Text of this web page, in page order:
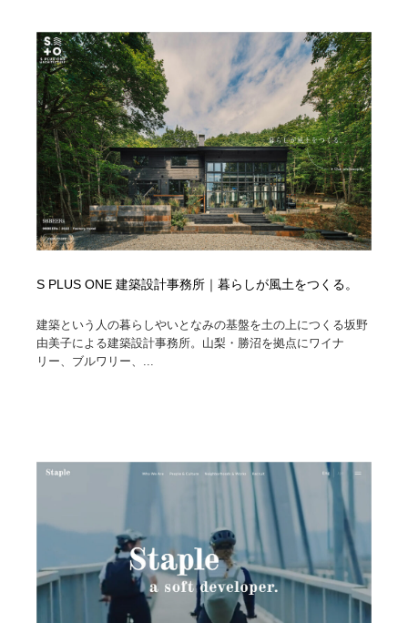
S PLUS ONE 建築設計事務所｜暮らしが風土をつくる。
建築という人の暮らしやいとなみの基盤を土の上につくる坂野
由美子による建築設計事務所。山梨・勝沼を拠点にワイナ
リー、ブルワリー、...